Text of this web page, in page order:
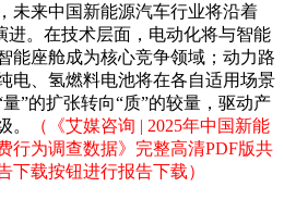
来中国新能源汽车行业将沿着
进。在技术层面，电动化将与智能
能座舱成为核心竞争领域；动力路
电、氢燃料电池将在各自适用场景
”的扩张转向“质”的较量，驱动产
。
（《艾媒咨询 | 2025年中国新能
行为调查数据》完整高清PDF版共
下载按钮进行报告下载）